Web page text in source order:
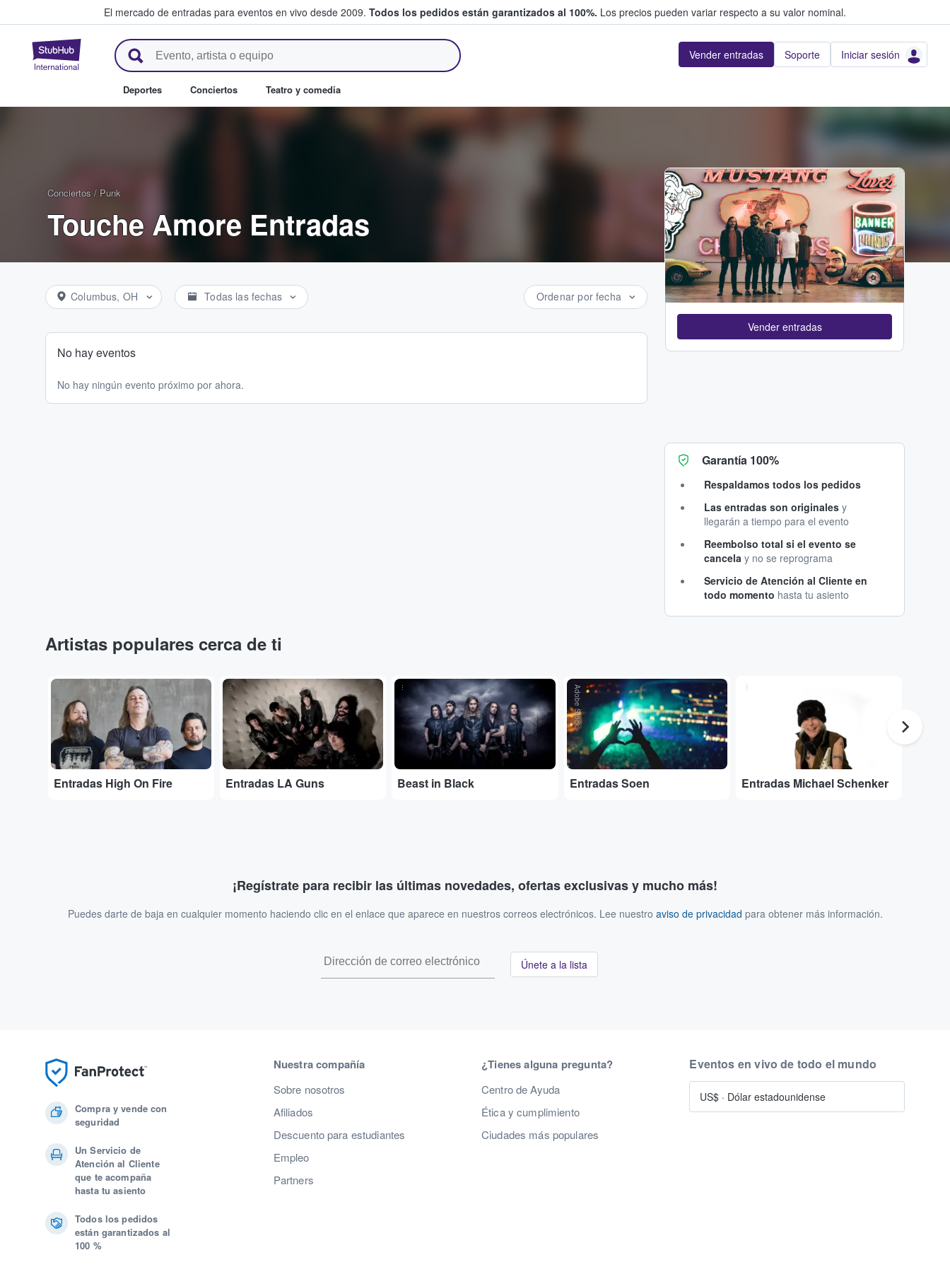
El mercado de entradas para eventos en vivo desde 2009. Todos los pedidos están garantizados al 100%. Los precios pueden variar respecto a su valor nominal.
StubHub: compra y venta de entradas entre fans Vender entradas Soporte Iniciar sesión
Deportes Conciertos Teatro y comedia
Conciertos / Punk
Touche Amore Entradas
Columbus, OH Todas las fechas Ordenar por fecha
No hay eventos
No hay ningún evento próximo por ahora.
...
Vender entradas
Garantía 100%
Respaldamos todos los pedidos
Las entradas son originales y
llegarán a tiempo para el evento
Reembolso total si el evento se
cancela y no se reprograma
Servicio de Atención al Cliente en
todo momento hasta tu asiento
Artistas populares cerca de ti
...
Entradas High On Fire
...
Entradas LA Guns
...
Beast in Black
Adobe Stock
Entradas Soen
...
Entradas Michael Schenker
¡Regístrate para recibir las últimas novedades, ofertas exclusivas y mucho más!
Puedes darte de baja en cualquier momento haciendo clic en el enlace que aparece en nuestros correos electrónicos. Lee nuestro aviso de privacidad para obtener más información.
Únete a la lista
Compra y vende con
seguridad
Un Servicio de
Atención al Cliente
que te acompaña
hasta tu asiento
Todos los pedidos
están garantizados al
100 %
Nuestra compañía
Sobre nosotros
Afiliados
Descuento para estudiantes
Empleo
Partners
¿Tienes alguna pregunta?
Centro de Ayuda
Ética y cumplimiento
Ciudades más populares
Eventos en vivo de todo el mundo
US$ · Dólar estadounidense